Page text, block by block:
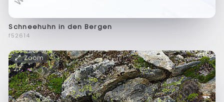
Schneehuhn in den Bergen
f52614
Zoom